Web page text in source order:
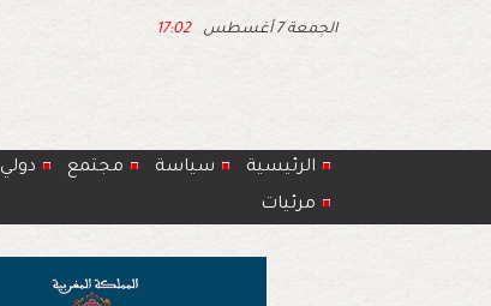
الجمعة 7 أغسطس 17:02
الرئيسية سياسة مجتمع دولي
مرئيات